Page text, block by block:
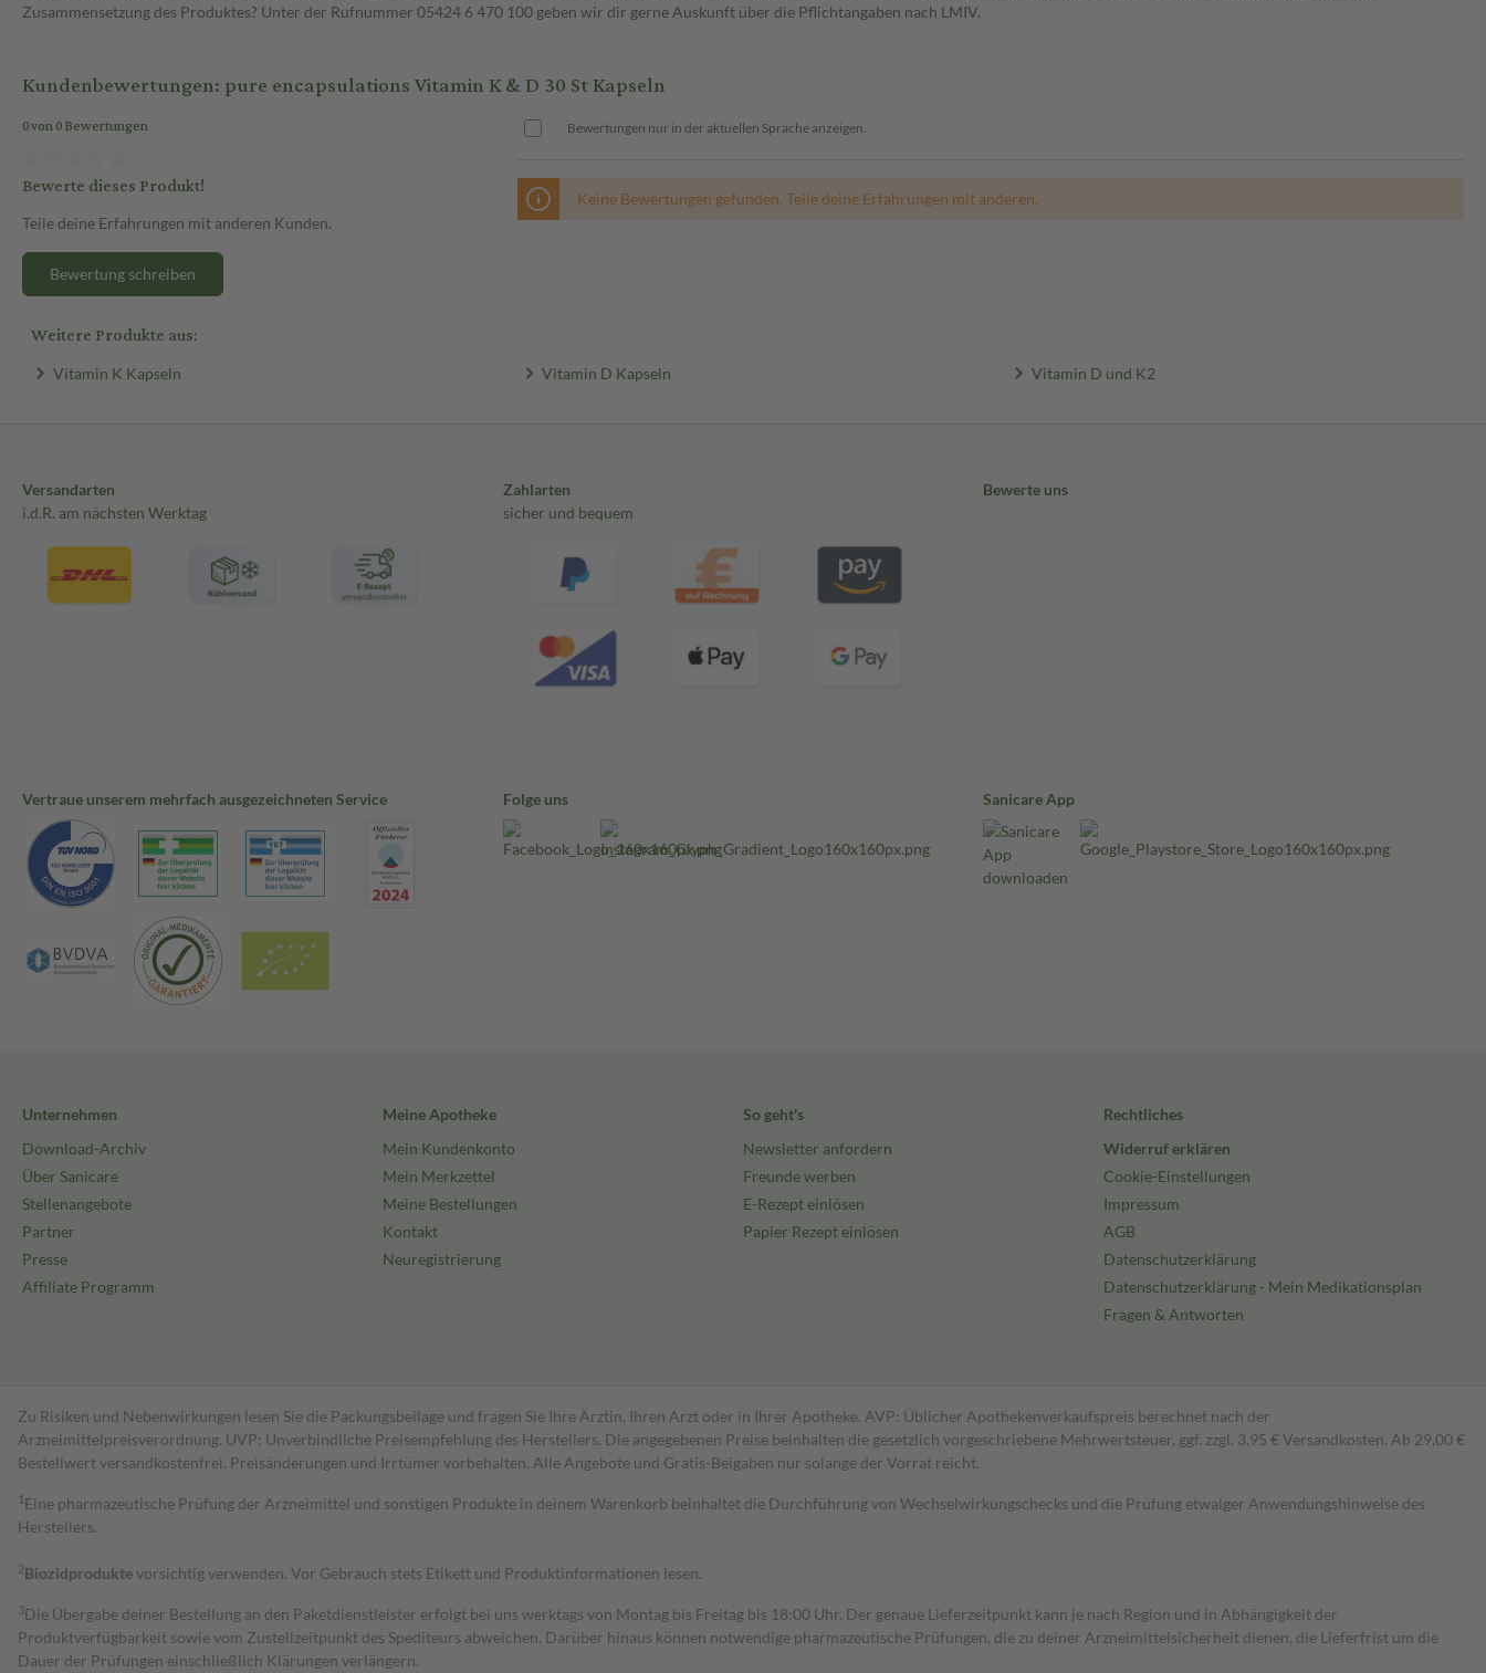
Zusammensetzung des Produktes? Unter der Rufnummer 05424 6 470 100 geben wir dir gerne Auskunft über die Pflichtangaben nach LMIV.
Kundenbewertungen: pure encapsulations Vitamin K & D 30 St Kapseln
0 von 0 Bewertungen
Bewerte dieses Produkt!
Teile deine Erfahrungen mit anderen Kunden.
Bewertung schreiben
Bewertungen nur in der aktuellen Sprache anzeigen.
Keine Bewertungen gefunden. Teile deine Erfahrungen mit anderen.
Weitere Produkte aus:
Vitamin K Kapseln Vitamin D Kapseln Vitamin D und K2
Versandarten
i.d.R. am nächsten Werktag
Zahlarten
sicher und bequem
Bewerte uns
Vertraue unserem mehrfach ausgezeichneten Service Folge uns Sanicare App
Unternehmen
Download-Archiv
Über Sanicare
Stellenangebote
Partner
Presse
Affiliate Programm
Meine Apotheke
Mein Kundenkonto
Mein Merkzettel
Meine Bestellungen
Kontakt
Neuregistrierung
So geht's
Newsletter anfordern
Freunde werben
E-Rezept einlösen
Papier Rezept einlösen
Rechtliches
Widerruf erklären
Cookie-Einstellungen
Impressum
AGB
Datenschutzerklärung
Datenschutzerklärung - Mein Medikationsplan
Fragen & Antworten
Zu Risiken und Nebenwirkungen lesen Sie die Packungsbeilage und fragen Sie Ihre Ärztin, Ihren Arzt oder in Ihrer Apotheke. AVP: Üblicher Apothekenverkaufspreis berechnet nach der
Arzneimittelpreisverordnung. UVP: Unverbindliche Preisempfehlung des Herstellers. Die angegebenen Preise beinhalten die gesetzlich vorgeschriebene Mehrwertsteuer, ggf. zzgl. 3,95 € Versandkosten. Ab 29,00 €
Bestell­wert versand­kosten­frei. Preisänderungen und Irrtümer vorbehalten. Alle Angebote und Gratis-Beigaben nur solange der Vorrat reicht.
1 Eine pharmazeutische Prüfung der Arzneimittel und sonstigen Produkte in deinem Warenkorb beinhaltet die Durchführung von Wechselwirkungschecks und die Prüfung etwaiger Anwendungshinweise des
Herstellers.
2Biozidproduktevorsichtig verwenden. Vor Gebrauch stets Etikett und Produktinformationen lesen.
3Die Übergabe deiner Bestellung an den Paketdienstleister erfolgt bei uns werktags von Montag bis Freitag bis 18:00 Uhr. Der genaue Lieferzeitpunkt kann je nach Region und in Abhängigkeit der
Produktverfügbarkeit sowie vom Zustellzeitpunkt des Spediteurs abweichen. Darüber hinaus können notwendige pharmazeutische Prüfungen, die zu deiner Arzneimittelsicherheit dienen, die Lieferfrist um die
Dauer der Prüfungen einschließlich Klärungen verlängern.